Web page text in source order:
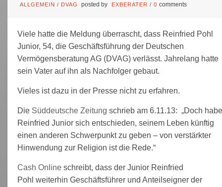
ALLGEMEIN / DVAG posted by EXBERATER /0comments
Viele hatte die Meldung überrascht, dass Reinfried Pohl
Junior, 54, die Geschäftsführung der Deutschen
Vermögensberatung AG (DVAG) verlässt. Jahrelang hatte
sein Vater auf ihn als Nachfolger gebaut.
Vieles ist dazu in der Presse nicht zu erfahren.
Die Süddeutsche Zeitungschrieb am 6.11.13: „Doch
Reinfried Junior sich entschieden, seinem Leben künftig
einen anderen Schwerpunkt zu geben – von verstärkter
Hinwendung zur Religion ist die Rede.“
Cash Onlineschreibt, dass der Junior Reinfried
Pohl weiterhin Geschäftsführer und Anteilseigner der